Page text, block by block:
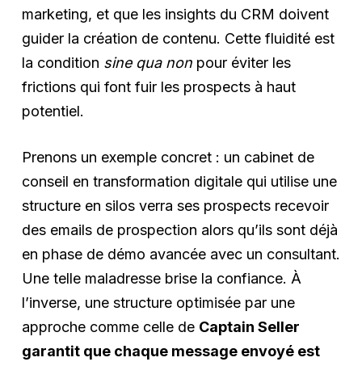
marketing, et que les insights du CRM doivent
guider la création de contenu. Cette fluidité est
la condition sine qua nonpour éviter les
frictions qui font fuir les prospects à haut
potentiel.
Prenons un exemple concret : un cabinet de
conseil en transformation digitale qui utilise une
structure en silos verra ses prospects recevoir
des emails de prospection alors qu’ils sont déjà
en phase de démo avancée avec un consultant.
Une telle maladresse brise la confiance. À
l’inverse, une structure optimisée par une
approche comme celle de Captain Seller
garantit que chaque message envoyé est